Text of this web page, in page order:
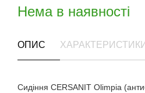
Нема в наявності
ОПИС ХАРАКТЕРИСТИКИ
Сидіння CERSANIT Olimpia